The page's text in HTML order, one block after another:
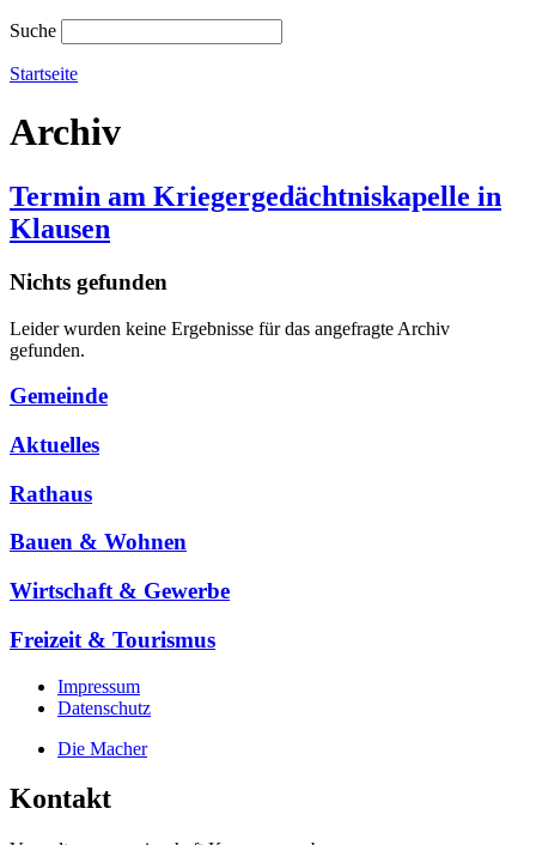
Suche
Startseite
Archiv
Termin am Kriegergedächtniskapelle in
Klausen
Nichts gefunden
Leider wurden keine Ergebnisse für das angefragte Archiv
gefunden.
Gemeinde
Aktuelles
Rathaus
Bauen & Wohnen
Wirtschaft & Gewerbe
Freizeit & Tourismus
Impressum
Datenschutz
Die Macher
Kontakt